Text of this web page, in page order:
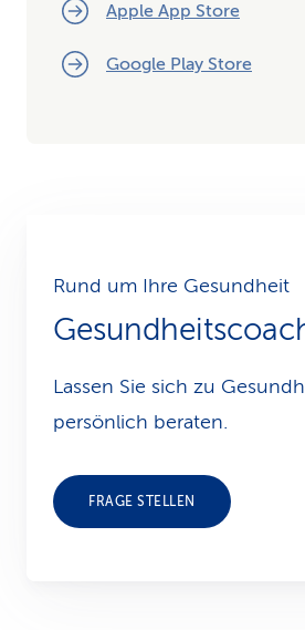
Apple App Store
Google Play Store
Rund um Ihre Gesundheit
Lassen Sie sich zu
persönlich beraten.
FRAGE STELLEN